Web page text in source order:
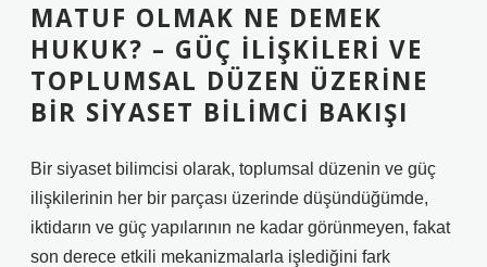
MATUF OLMAK NE DEMEK
HUKUK? – GÜÇ İLIŞKILERI VE
TOPLUMSAL DÜZEN ÜZERINE
BIR SIYASET BILIMCI BAKIŞI
Bir siyaset bilimcisi olarak, toplumsal düzenin ve güç
ilişkilerinin her bir parçası üzerinde düşündüğümde,
iktidarın ve güç yapılarının ne kadar görünmeyen, fakat
son derece etkili mekanizmalarla işlediğini fark